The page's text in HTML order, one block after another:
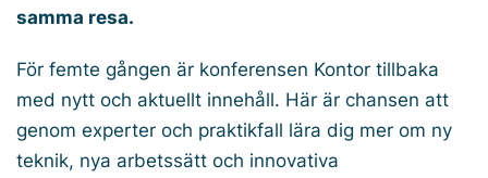
samma resa.
För femte gången är konferensen Kontor tillbaka
med nytt och aktuellt innehåll. Här är chansen att
genom experter och praktikfall lära dig mer om ny
teknik, nya arbetssätt och innovativa